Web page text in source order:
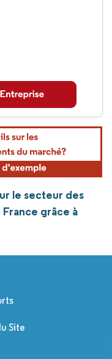
le secteur des
grâce à
Site